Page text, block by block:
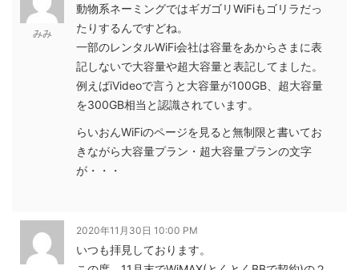
みみ
動物系ネーミングではギガゴリWiFiもゴリラだっ
たりするんですどね。
一部のレンタルWiFi会社は容量をあからさまに表
記しないで大容量や超大容量と表記してました。
例えばiVideoで言うと大容量が100GB、超大容量
を300GB相当と認識されています。
らいおんWiFiのページを見ると無制限と書いてお
きながら大容量プラン・超大容量プランの文字
が・・・
2020年11月30日 10:00 PM
いつも拝見しております。